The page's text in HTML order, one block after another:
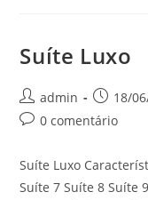
Suíte Luxo
Autor
do
admin
Post
publicado:
18/
Comentários
post:
0 comentário
Suíte Luxo
Suíte 7 Suíte 8 Suíte